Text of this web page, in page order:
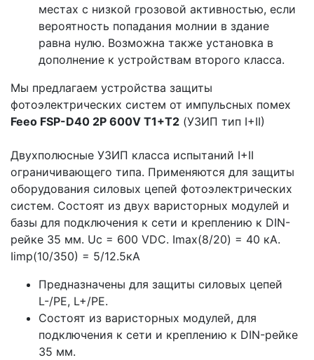
местах с низкой грозовой активностью, если
вероятность попадания молнии в здание
равна нулю. Возможна также установка в
дополнение к устройствам второго класса.
Мы предлагаем устройства защиты
фотоэлектрических систем от импульсных помех
Feeo FSP-D40 2P 600V T1+T2 (УЗИП тип I+II)
Двухполюсные УЗИП класса испытаний I+II
ограничивающего типа. Применяются для защиты
оборудования силовых цепей фотоэлектрических
систем. Состоят из двух варисторных модулей и
базы для подключения к сети и креплению к DIN-
рейке 35 мм. Uс = 600 VDC. Imax(8/20) = 40 кА.
Iimp(10/350) = 5/12.5кA
Предназначены для защиты силовых цепей
L-/PE, L+/PE.
Состоят из варисторных модулей, для
подключения к сети и креплению к DIN-рейке
35 мм.